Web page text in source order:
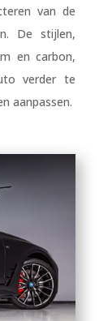
van de
De stijlen,
en carbon,
verder te
aanpassen.